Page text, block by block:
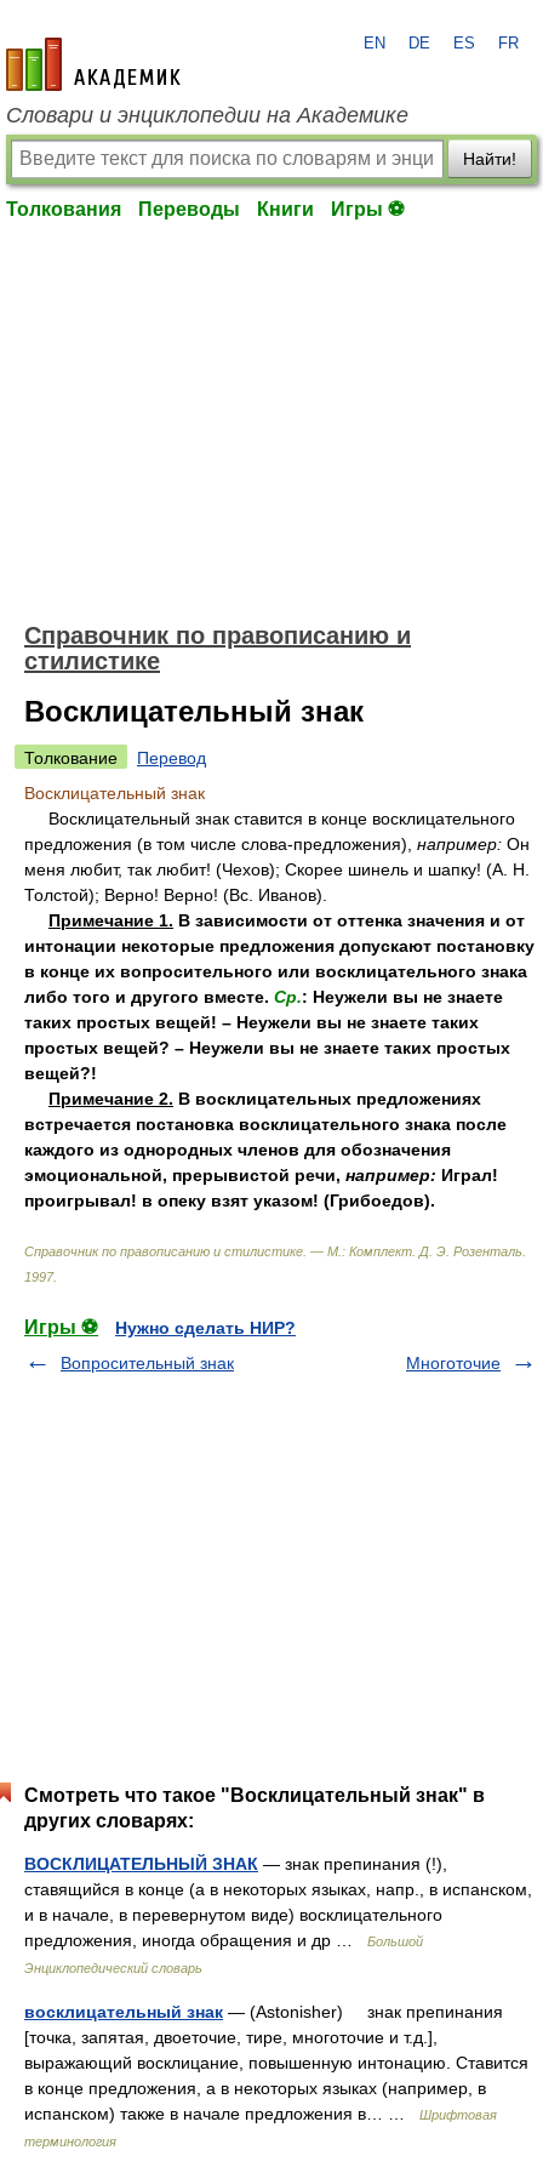
academic.ru
EN DE ES FR
Словари и энциклопедии на Академике
Найти!
Толкования Переводы Книги Игры ⚽
Справочник по правописанию и
стилистике
Восклицательный знак
Толкование
Перевод
Восклицательный знак
Восклицательный знак ставится в конце восклицательного
предложения (в том числе слова-предложения), например: Он
меня любит, так любит! (Чехов); Скорее шинель и шапку! (А. Н.
Толстой); Верно! Верно! (Вс. Иванов).
Примечание 1. В зависимости от оттенка значения и от
интонации некоторые предложения допускают постановку
в конце их вопросительного или восклицательного знака
либо того и другого вместе. Ср.: Неужели вы не знаете
таких простых вещей! – Неужели вы не знаете таких
простых вещей? – Неужели вы не знаете таких простых
вещей?!
Примечание 2. В восклицательных предложениях
встречается постановка восклицательного знака после
каждого из однородных членов для обозначения
эмоциональной, прерывистой речи, например: Играл!
проигрывал! в опеку взят указом! (Грибоедов).
Справочник по правописанию и стилистике. — М.: Комплект Д. Э. Розенталь
1997.
Игры ⚽
Нужно сделать НИР?
Вопросительный знак
Многоточие
Смотреть что такое "Восклицательный знак" в
других словарях:
ВОСКЛИЦАТЕЛЬНЫЙ ЗНАК — знак препинания (!),
ставящийся в конце (а в некоторых языках, напр., в испанском,
и в начале, в перевернутом виде) восклицательного
предложения, иногда обращения и др …
Большой
Энциклопедический словарь
восклицательный знак — (Astonisher) знак препинания
[точка, запятая, двоеточие, тире, многоточие и т.д.],
выражающий восклицание, повышенную интонацию. Ставится
в конце предложения, а в некоторых языках (например, в
испанском) также в начале предложения в… …
Шрифтовая
терминология